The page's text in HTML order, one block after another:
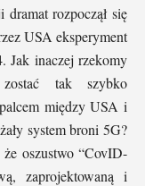
rozpoczął się
USA eksperyment
Jak inaczej rzekomy
tak szybko
między USA i
system broni 5G?
oszustwo “CovID-
zaprojektowaną i